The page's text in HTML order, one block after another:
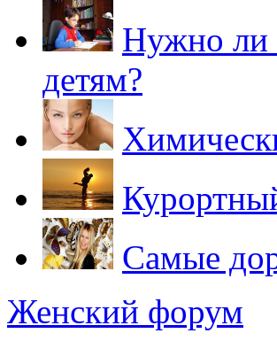
Нужно ли
детям?
Самые
Женский форум